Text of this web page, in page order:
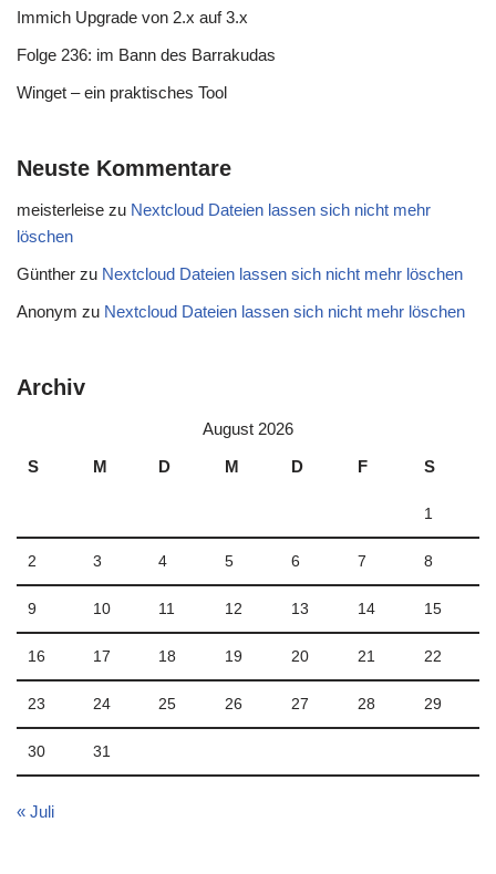
Immich Upgrade von 2.x auf 3.x
Folge 236: im Bann des Barrakudas
Winget – ein praktisches Tool
Neuste Kommentare
meisterleise zu Nextcloud Dateien lassen sich nicht mehr
löschen
Günther zu Nextcloud Dateien lassen sich nicht mehr löschen
Anonym zu Nextcloud Dateien lassen sich nicht mehr löschen
Archiv
August 2026
S
M D M D F S
1
2 3 4 5 6 7 8
9 10 11 12 13 14 15
16 17 18 19 20 21 22
23 24 25 26 27 28 29
30 31
« Juli